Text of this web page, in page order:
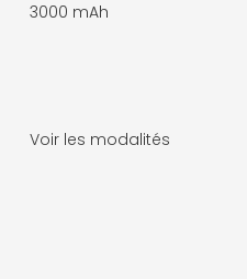
3000 mAh
Voir les modalités